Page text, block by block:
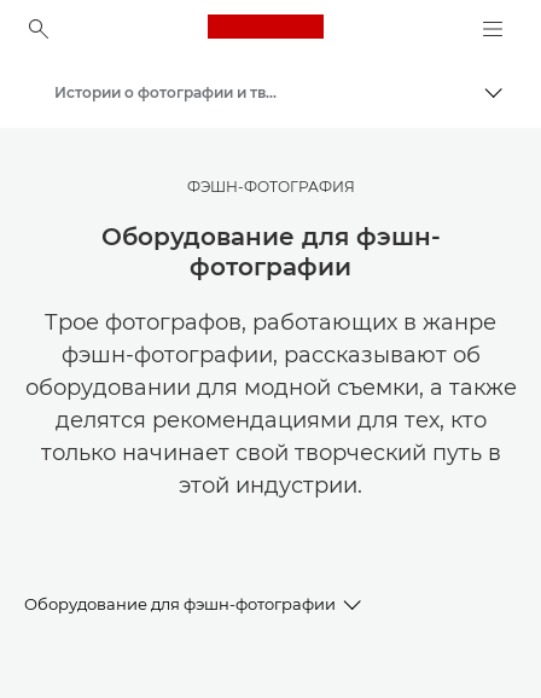
Canon Logo, back to
Мастерская творчества | Советы по фотографии и печати и руководства для покупателей
Истории о фотографии и творчестве
ФЭШН-ФОТОГРАФИЯ
Оборудование для фэшн-
фотографии
Трое фотографов, работающих в жанре
фэшн-фотографии, рассказывают об
оборудовании для модной съемки, а также
делятся рекомендациями для тех, кто
только начинает свой творческий путь в
этой индустрии.
Оборудование для фэшн-фотографии